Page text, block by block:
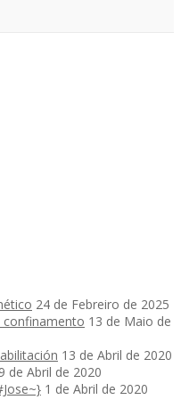
24 de Febreiro de 2025
confinamento 13 de Maio de
13 de Abril de 2020
9 de Abril de 2020
1 de Abril de 2020